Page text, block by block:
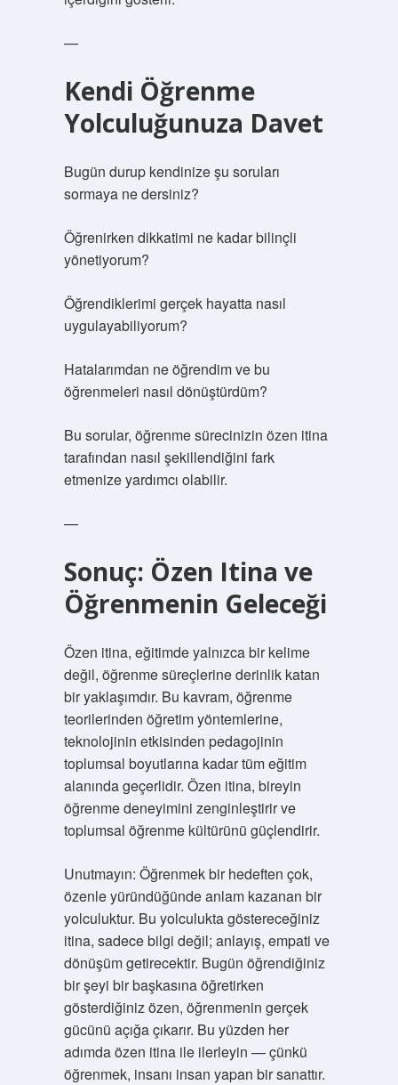
—
Kendi Öğrenme
Yolculuğunuza Davet
Bugün durup kendinize şu soruları
sormaya ne dersiniz?
Öğrenirken dikkatimi ne kadar bilinçli
yönetiyorum?
Öğrendiklerimi gerçek hayatta nasıl
uygulayabiliyorum?
Hatalarımdan ne öğrendim ve bu
öğrenmeleri nasıl dönüştürdüm?
Bu sorular, öğrenme sürecinizin özen itina
tarafından nasıl şekillendiğini fark
etmenize yardımcı olabilir.
—
Sonuç: Özen Itina ve
Öğrenmenin Geleceği
Özen itina, eğitimde yalnızca bir kelime
değil, öğrenme süreçlerine derinlik katan
bir yaklaşımdır. Bu kavram, öğrenme
teorilerinden öğretim yöntemlerine,
teknolojinin etkisinden pedagojinin
toplumsal boyutlarına kadar tüm eğitim
alanında geçerlidir. Özen itina, bireyin
öğrenme deneyimini zenginleştirir ve
toplumsal öğrenme kültürünü güçlendirir.
Unutmayın: Öğrenmek bir hedeften çok,
özenle yüründüğünde anlam kazanan bir
yolculuktur. Bu yolculukta göstereceğiniz
itina, sadece bilgi değil; anlayış, empati ve
dönüşüm getirecektir. Bugün öğrendiğiniz
bir şeyi bir başkasına öğretirken
gösterdiğiniz özen, öğrenmenin gerçek
gücünü açığa çıkarır. Bu yüzden her
adımda özen itina ile ilerleyin — çünkü
öğrenmek, insanı insan yapan bir sanattır.